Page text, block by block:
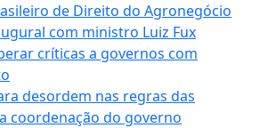
de Direito do Agronegócio
com ministro Luiz Fux
críticas a governos com
desordem nas regras das
coordenação do governo